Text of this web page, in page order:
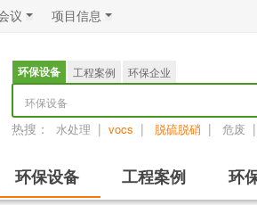
议 项目信息
环保设备 工程案例
环保企业
环保设备
热搜： 水处理 | vocs | 脱硫脱硝 | 危废 |
环保设备 工程案例 环